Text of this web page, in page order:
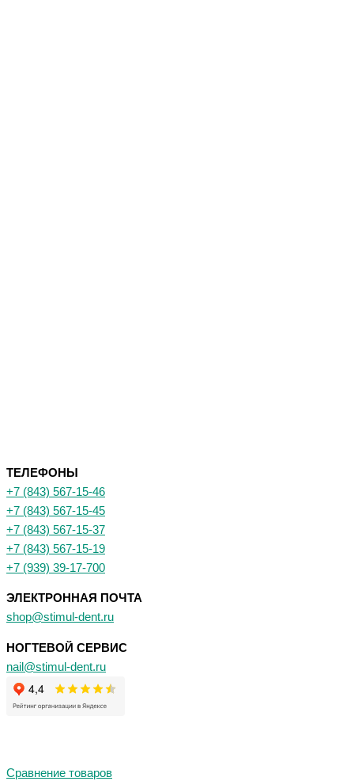
ТЕЛЕФОНЫ
+7 (843) 567-15-46
+7 (843) 567-15-45
+7 (843) 567-15-37
+7 (843) 567-15-19
+7 (939) 39-17-700
ЭЛЕКТРОННАЯ ПОЧТА
shop@stimul-dent.ru
НОГТЕВОЙ СЕРВИС
nail@stimul-dent.ru
Сравнение товаров